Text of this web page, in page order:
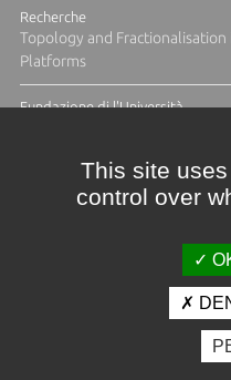
Recherche
Topology and
Platforms
Fundazione di l'Università
Crédits et mentions légales
This site
control over